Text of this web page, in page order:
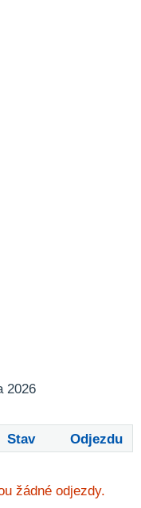
2026
Stav Odjezdu
žádné odjezdy.